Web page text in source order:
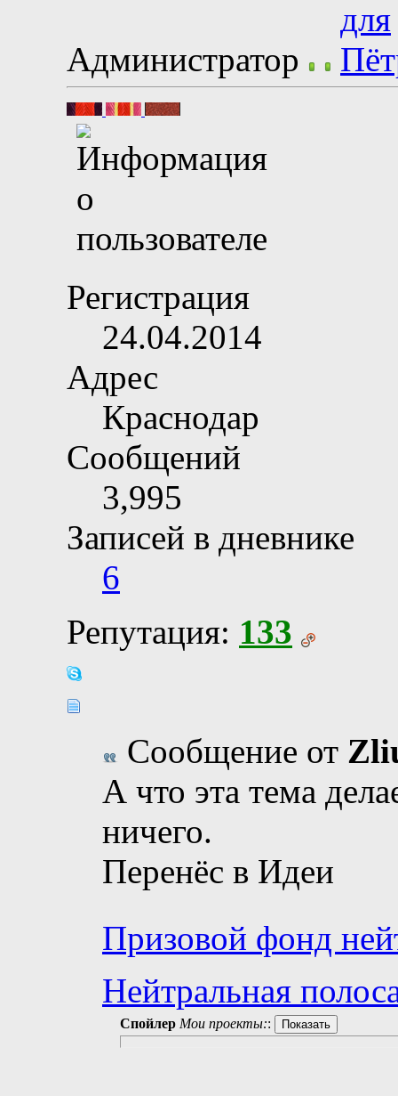
Администратор
Регистрация
24.04.2014
Адрес
Краснодар
Сообщений
3,995
Записей в дневнике
6
Репутация: 133
Сообщение от
А что эта тема
ничего.
Перенёс в Идеи
Призовой фонд
Нейтральная
Спойлер Мои проекты::